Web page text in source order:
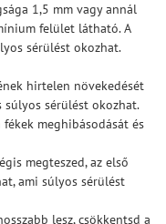
1,5 mm vagy annál
felület látható. A
sérülést okozhat.
hirtelen növekedését
súlyos sérülést okozhat.
fékek meghibásodását és
megteszed, az első
ami súlyos sérülést
lesz, csökkentsd a